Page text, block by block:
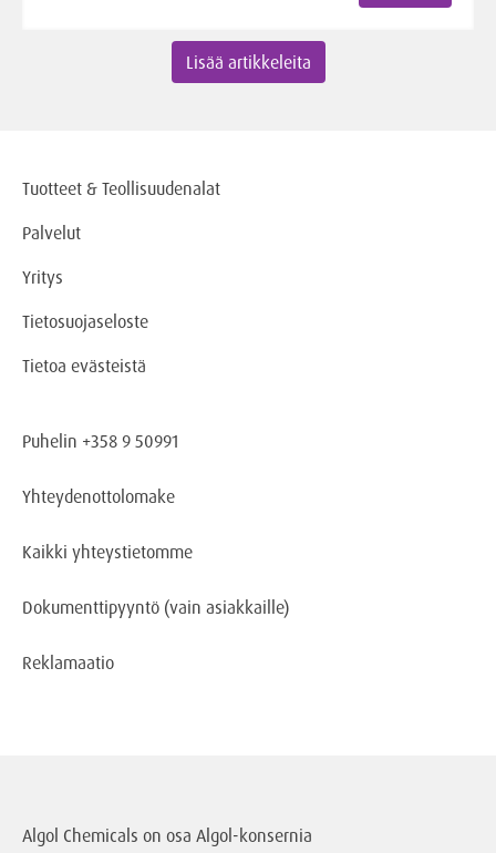
Lisää artikkeleita
Tuotteet & Teollisuudenalat
Palvelut
Yritys
Tietosuojaseloste
Tietoa evästeistä
Puhelin +358 9 50991
Yhteydenottolomake
Kaikki yhteystietomme
Dokumenttipyyntö (vain asiakkaille)
Reklamaatio
Algol Chemicals on osa Algol-konsernia